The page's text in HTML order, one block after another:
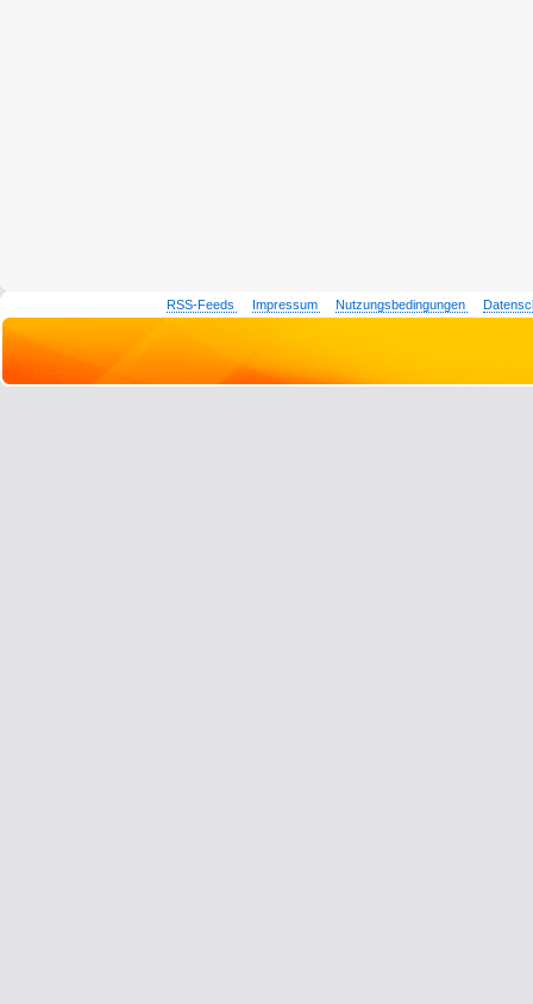
RSS-Feeds Impressum Nutzungsbedingungen